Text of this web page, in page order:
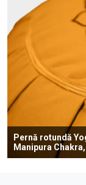
Pernă rotundă
Manipura